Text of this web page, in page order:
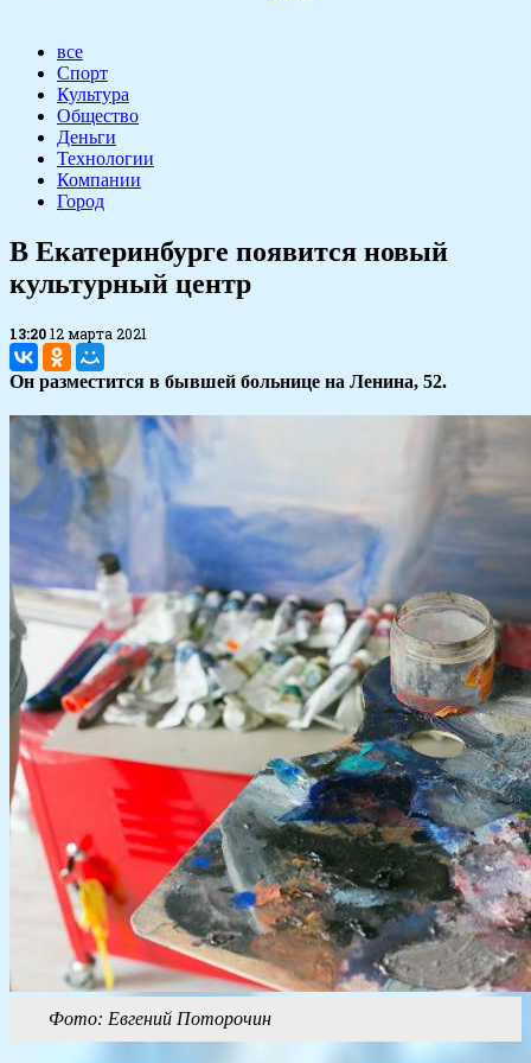
все
Спорт
Культура
Общество
Деньги
Технологии
Компании
Город
В Екатеринбурге появится новый
культурный центр
13:2012 марта 2021
Он разместится в бывшей больнице на Ленина, 52.
Фото: Евгений Поторочин